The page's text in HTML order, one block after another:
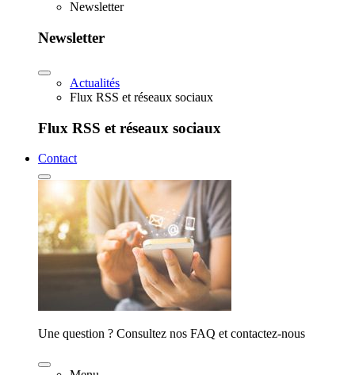
Newsletter
Newsletter
Actualités
Flux RSS et réseaux sociaux
Flux RSS et réseaux sociaux
Contact
Une question ? Consultez nos FAQ et contactez-nous